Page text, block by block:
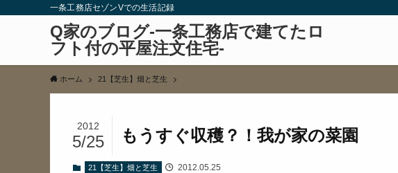
一条工務店セゾンVでの生活記録
Q家のブログ-一条工務店で建てたロ
フト付の平屋注文住宅-
ホーム 21【芝生】畑と芝生
もうすぐ収穫？！我が家の菜園
2012
5/25
21【芝生】畑と芝生 2012.05.25